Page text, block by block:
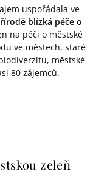
uspořádala ve
blízká péče o
na péči o městské
ve městech, staré
městské
80 zájemců.
zeleň